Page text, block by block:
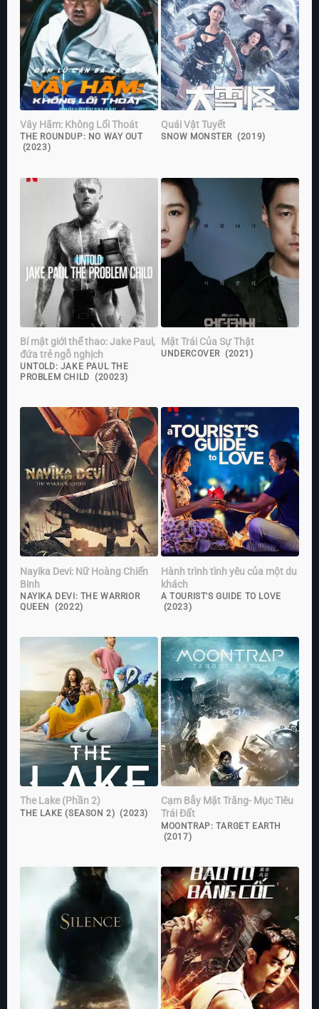
Vây Hãm: Không Lối Thoát
THE ROUNDUP: NO WAY OUT
(2023)
Quái Vật Tuyết
SNOW MONSTER (2019)
Bí mật giới thể thao: Jake Paul,
đứa trẻ ngỗ nghịch
UNTOLD: JAKE PAUL THE
PROBLEM CHILD (20023)
Mặt Trái Của Sự Thật
UNDERCOVER (2021)
Nayika Devi: Nữ Hoàng Chiến
Binh
NAYIKA DEVI: THE WARRIOR
QUEEN (2022)
Hành trình tình yêu của một du
khách
A TOURIST'S GUIDE TO LOVE
(2023)
The Lake (Phần 2)
THE LAKE (SEASON 2) (2023)
Cạm Bẫy Mặt Trăng- Mục Tiêu
Trái Đất
MOONTRAP: TARGET EARTH
(2017)